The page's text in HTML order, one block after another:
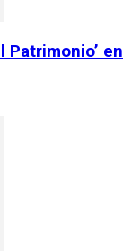
Patrimonio’ en